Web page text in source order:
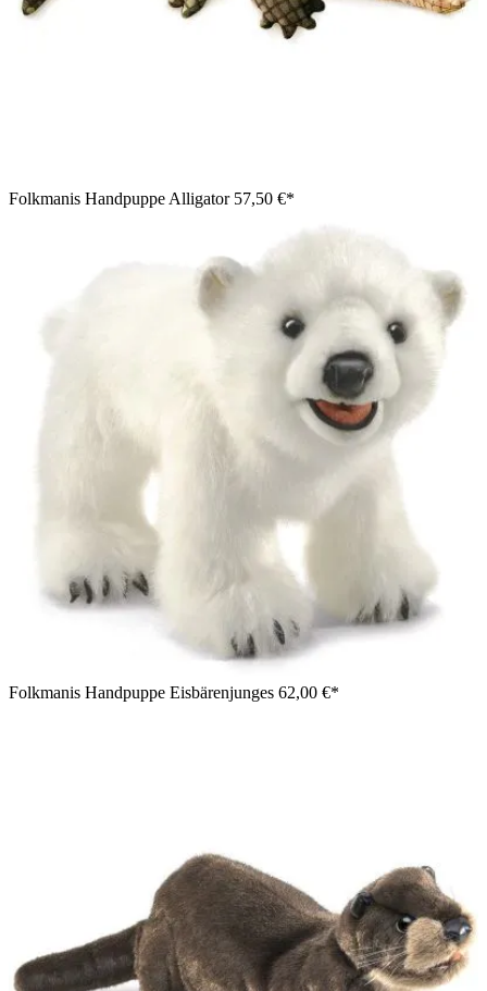
Folkmanis Handpuppe Alligator 57,50 €*
Folkmanis Handpuppe Eisbärenjunges 62,00 €*